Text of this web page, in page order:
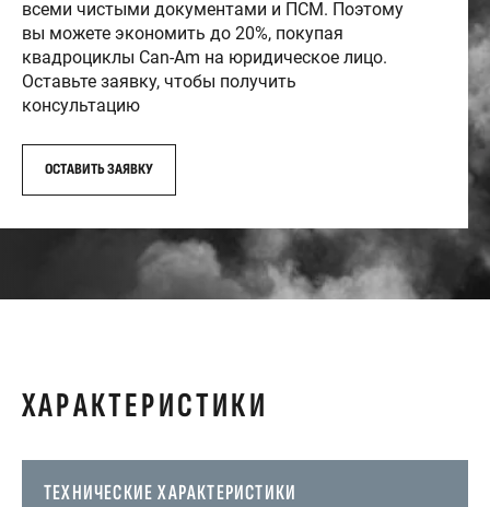
всеми чистыми документами и ПСМ. Поэтому
вы можете экономить до 20%, покупая
квадроциклы Can-Am на юридическое лицо.
Оставьте заявку, чтобы получить
консультацию
ОСТАВИТЬ ЗАЯВКУ
ХАРАКТЕРИСТИКИ
ТЕХНИЧЕСКИЕ ХАРАКТЕРИСТИКИ